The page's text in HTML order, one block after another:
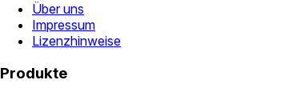
Über uns
Impressum
Lizenzhinweise
Produkte